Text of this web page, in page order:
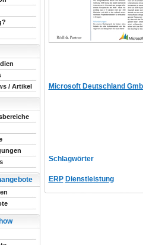
Microsoft Deutschland
Schlagwörter
ERP Dienstleistung
/ Artikel